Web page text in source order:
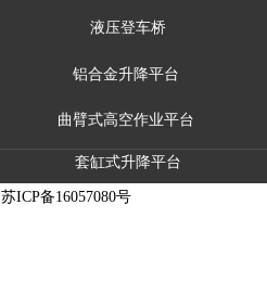
液压登车桥
铝合金升降平台
曲臂式高空作业平台
套缸式升降平台
苏ICP备16057080号